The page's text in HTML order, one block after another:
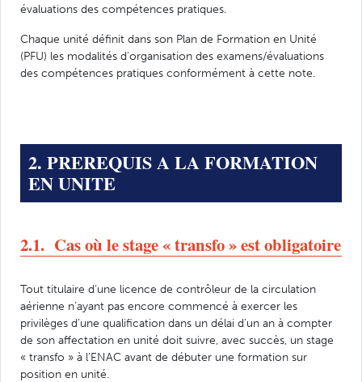
évaluations des compétences pratiques.
Chaque unité définit dans son Plan de Formation en Unité
(PFU) les modalités d’organisation des examens/évaluations
des compétences pratiques conformément à cette note.
2. PREREQUIS A LA FORMATION
EN UNITE
2.1. Cas où le stage « transfo » est obligatoire
Tout titulaire d’une licence de contrôleur de la circulation
aérienne n’ayant pas encore commencé à exercer les
privilèges d’une qualification dans un délai d’un an à compter
de son affectation en unité doit suivre, avec succès, un stage
« transfo » à l’ENAC avant de débuter une formation sur
position en unité.